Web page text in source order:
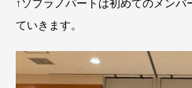
↑ソプラノパートは初めてのメンバ
ていきます。